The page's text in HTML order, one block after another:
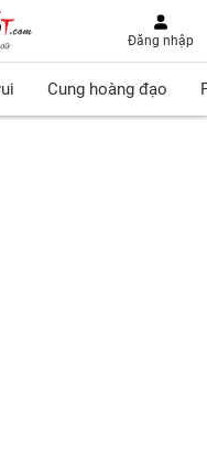
Đăng nhập
Cung hoàng đạo